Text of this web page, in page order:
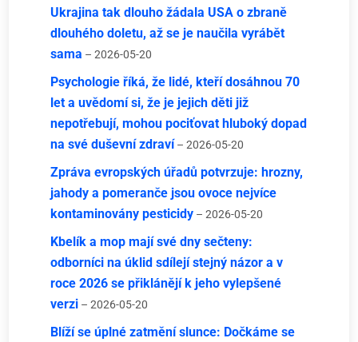
Ukrajina tak dlouho žádala USA o zbraně
dlouhého doletu, až se je naučila vyrábět
sama – 2026-05-20
Psychologie říká, že lidé, kteří dosáhnou 70
let a uvědomí si, že je jejich děti již
nepotřebují, mohou pociťovat hluboký dopad
na své duševní zdraví – 2026-05-20
Zpráva evropských úřadů potvrzuje: hrozny,
jahody a pomeranče jsou ovoce nejvíce
kontaminovány pesticidy – 2026-05-20
Kbelík a mop mají své dny sečteny:
odborníci na úklid sdílejí stejný názor a v
roce 2026 se přiklánějí k jeho vylepšené
verzi – 2026-05-20
Blíží se úplné zatmění slunce: Dočkáme se